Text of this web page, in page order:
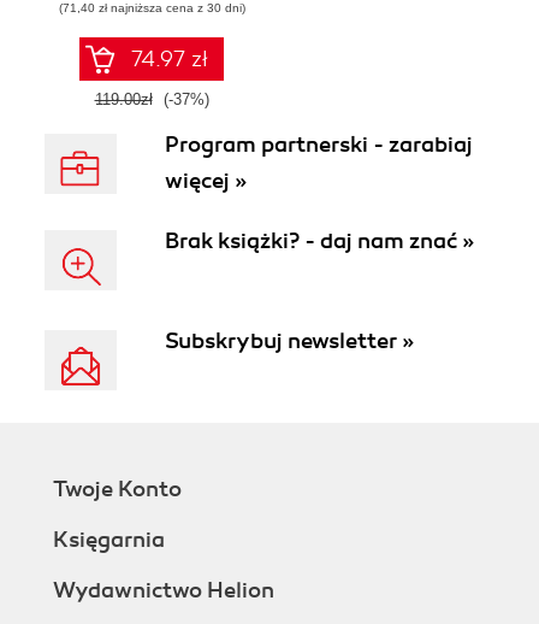
NumPy oraz
środowiska
Jupyter. Wydanie
III
(71,40 zł najniższa cena z 30 dni)
74.97 zł
119.00zł (-37%)
Program partnerski - zarabiaj
więcej »
Brak książki? - daj nam znać »
Subskrybuj newsletter »
Twoje Konto
Księgarnia
Wydawnictwo Helion